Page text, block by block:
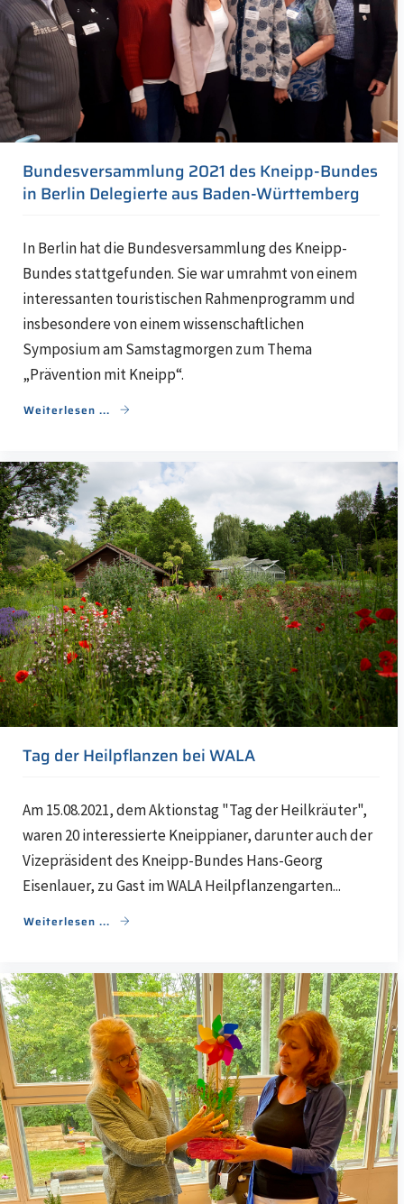
Bundesversammlung 2021 des Kneipp-Bundes
in Berlin Delegierte aus Baden-Württemberg
In Berlin hat die Bundesversammlung des Kneipp-
Bundes stattgefunden. Sie war umrahmt von einem
interessanten touristischen Rahmenprogramm und
insbesondere von einem wissenschaftlichen
Symposium am Samstagmorgen zum Thema
„Prävention mit Kneipp“.
Weiterlesen ...
Tag der Heilpflanzen bei WALA
Am 15.08.2021, dem Aktionstag "Tag der Heilkräuter",
waren 20 interessierte Kneippianer, darunter auch der
Vizepräsident des Kneipp-Bundes Hans-Georg
Eisenlauer, zu Gast im WALA Heilpflanzengarten...
Weiterlesen ...